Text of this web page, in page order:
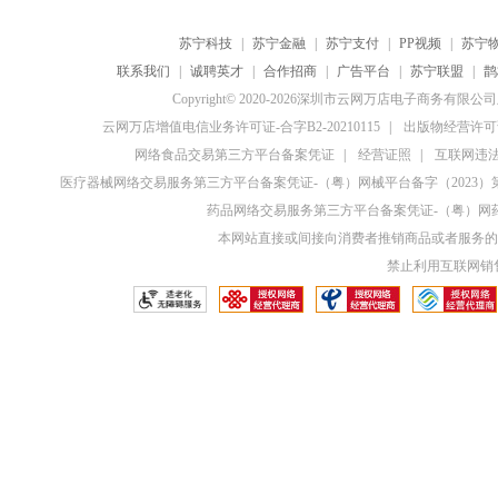
苏宁科技 苏宁金融 苏宁支付 PP视频
苏宁
联系我们
诚聘英才 合作招商 广告平台 苏宁联盟
Copyright© 2020-2026深圳市云网万店电子商务有限公
云网万店增值电信业务许可证-合字B2-20210115
出版物经营许
网络食品交易第三方平台备案凭证
经营证照
互联网违
医疗器械网络交易服务第三方平台备案凭证-（粤）网械平台备字（2023）
药品网络交易服务第三方平台备案凭证-（粤）网
本网站直接或间接向消费者推销商品或者服务
禁止利用互联网销